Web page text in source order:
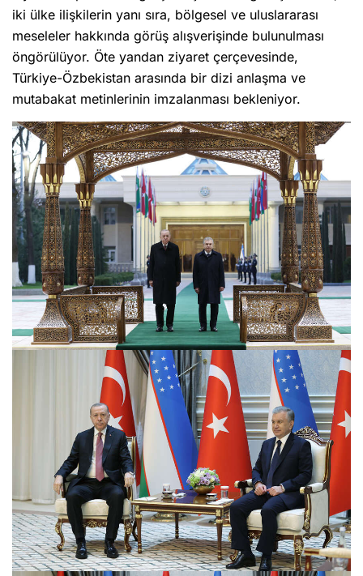
iki ülke ilişkilerin yanı sıra, bölgesel ve uluslararası
meseleler hakkında görüş alışverişinde bulunulması
öngörülüyor. Öte yandan ziyaret çerçevesinde,
Türkiye-Özbekistan arasında bir dizi anlaşma ve
mutabakat metinlerinin imzalanması bekleniyor.